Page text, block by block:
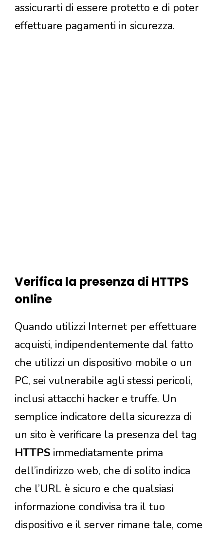
assicurarti di essere protetto e di poter
effettuare pagamenti in sicurezza.
Verifica la presenza di HTTPS
online
Quando utilizzi Internet per effettuare
acquisti, indipendentemente dal fatto
che utilizzi un dispositivo mobile o un
PC, sei vulnerabile agli stessi pericoli,
inclusi attacchi hacker e truffe. Un
semplice indicatore della sicurezza di
un sito è verificare la presenza del tag
HTTPS immediatamente prima
dell’indirizzo web, che di solito indica
che l’URL è sicuro e che qualsiasi
informazione condivisa tra il tuo
dispositivo e il server rimane tale, come